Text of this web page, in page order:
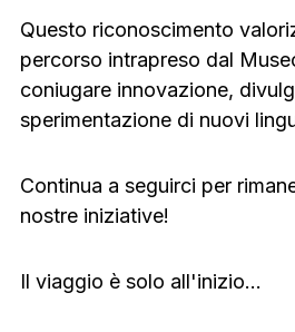
Questo riconoscimento
percorso intrapreso dal
coniugare innovazione,
sperimentazione di nuovi
Continua a seguirci per
nostre iniziative!
Il viaggio è solo all'inizio…